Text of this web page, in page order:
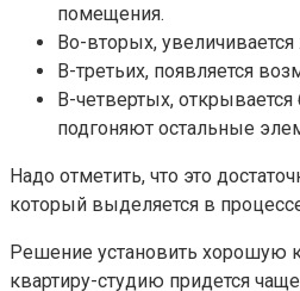
помещения.
Во-вторых,
В-третьих, появляется
В-четвертых,
подгоняют остальные
Надо отметить, что это
который выделяется в
Решение установить хорошую
квартиру-студию придется